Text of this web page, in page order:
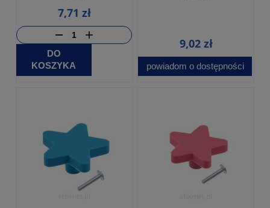
7,71 zł
DO
KOSZYKA
9,02 zł
powiadom o dostępności